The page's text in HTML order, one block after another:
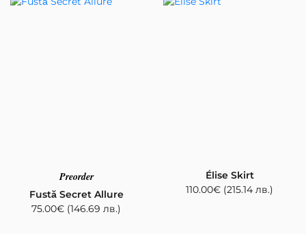
Preorder
Fustă Secret Allure
75.00€ (146.69 лв.)
Élise Skirt
110.00€ (215.14 лв.)